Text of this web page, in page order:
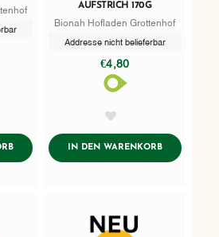
ADDTOCART
AUFSTRICH 170G
Bionah Hofladen Grottenhof
Addresse nicht belieferbar
€4,80
IN DEN WARENKORBADDTOCART